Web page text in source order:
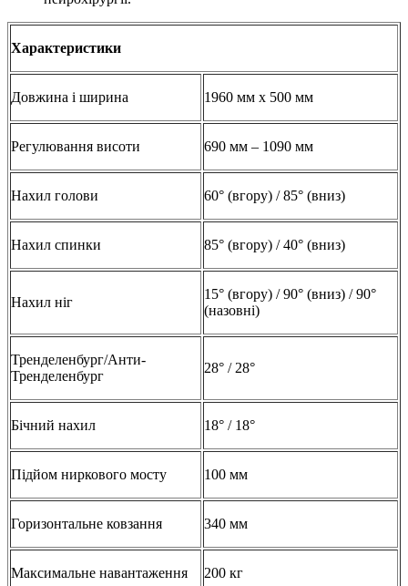
Характеристики
Довжина і ширина 1960 мм x 500 мм
Регулювання висоти 690 мм – 1090 мм
Нахил голови 60° (вгору) / 85° (вниз)
Нахил спинки 85° (вгору) / 40° (вниз)
Нахил ніг
15° (вгору) / 90° (вниз) / 90°
(назовні)
Тренделенбург/Анти-
Тренделенбург
28° / 28°
Бічний нахил 18° / 18°
Підйом ниркового мосту 100 мм
Горизонтальне ковзання 340 мм
Максимальне навантаження 200 кг